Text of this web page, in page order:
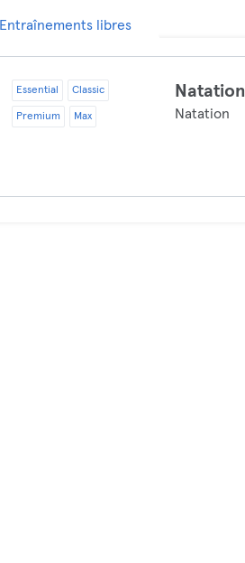
Entraînements libres
Essential Classic
Premium Max
Natation
Natation